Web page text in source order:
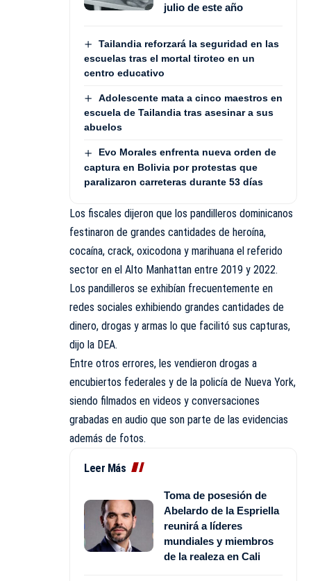
julio de este año
Tailandia reforzará la seguridad en las
escuelas tras el mortal tiroteo en un
centro educativo
Adolescente mata a cinco maestros en
escuela de Tailandia tras asesinar a sus
abuelos
Evo Morales enfrenta nueva orden de
captura en Bolivia por protestas que
paralizaron carreteras durante 53 días
Los fiscales dijeron que los pandilleros dominicanos
festinaron de grandes cantidades de heroína,
cocaína, crack, oxicodona y marihuana el referido
sector en el Alto Manhattan entre 2019 y 2022.
Los pandilleros se exhibían frecuentemente en
redes sociales exhibiendo grandes cantidades de
dinero, drogas y armas lo que facilitó sus capturas,
dijo la DEA.
Entre otros errores, les vendieron drogas a
encubiertos federales y de la policía de Nueva York,
siendo filmados en videos y conversaciones
grabadas en audio que son parte de las evidencias
además de fotos.
Leer Más
Toma de posesión de
Abelardo de la Espriella
reunirá a líderes
mundiales y miembros
de la realeza en Cali